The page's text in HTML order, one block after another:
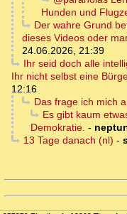
Hunden und
Der wahre Grund
dieses Videos oder
24.06.2026, 21:39
Ihr seid doch alle
Ihr nicht selbst eine
12:16
Das frage ich mich
Es gibt kaum
Demokratie. -
13 Tage danach (nl) -